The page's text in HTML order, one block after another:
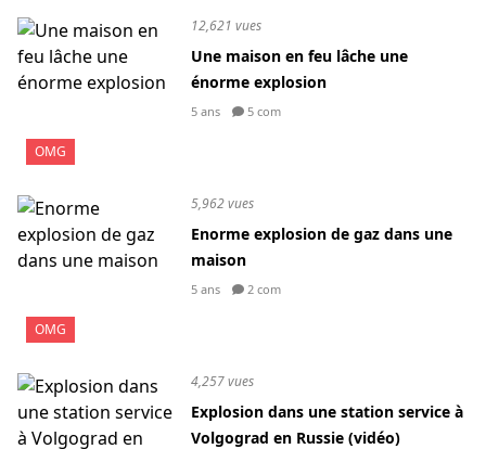
OMG
12,621 vues
Une maison en feu lâche une
énorme explosion
5 ans 5 com
OMG
5,962 vues
Enorme explosion de gaz dans une
maison
5 ans 2 com
4,257 vues
Explosion dans une station service à
Volgograd en Russie (vidéo)